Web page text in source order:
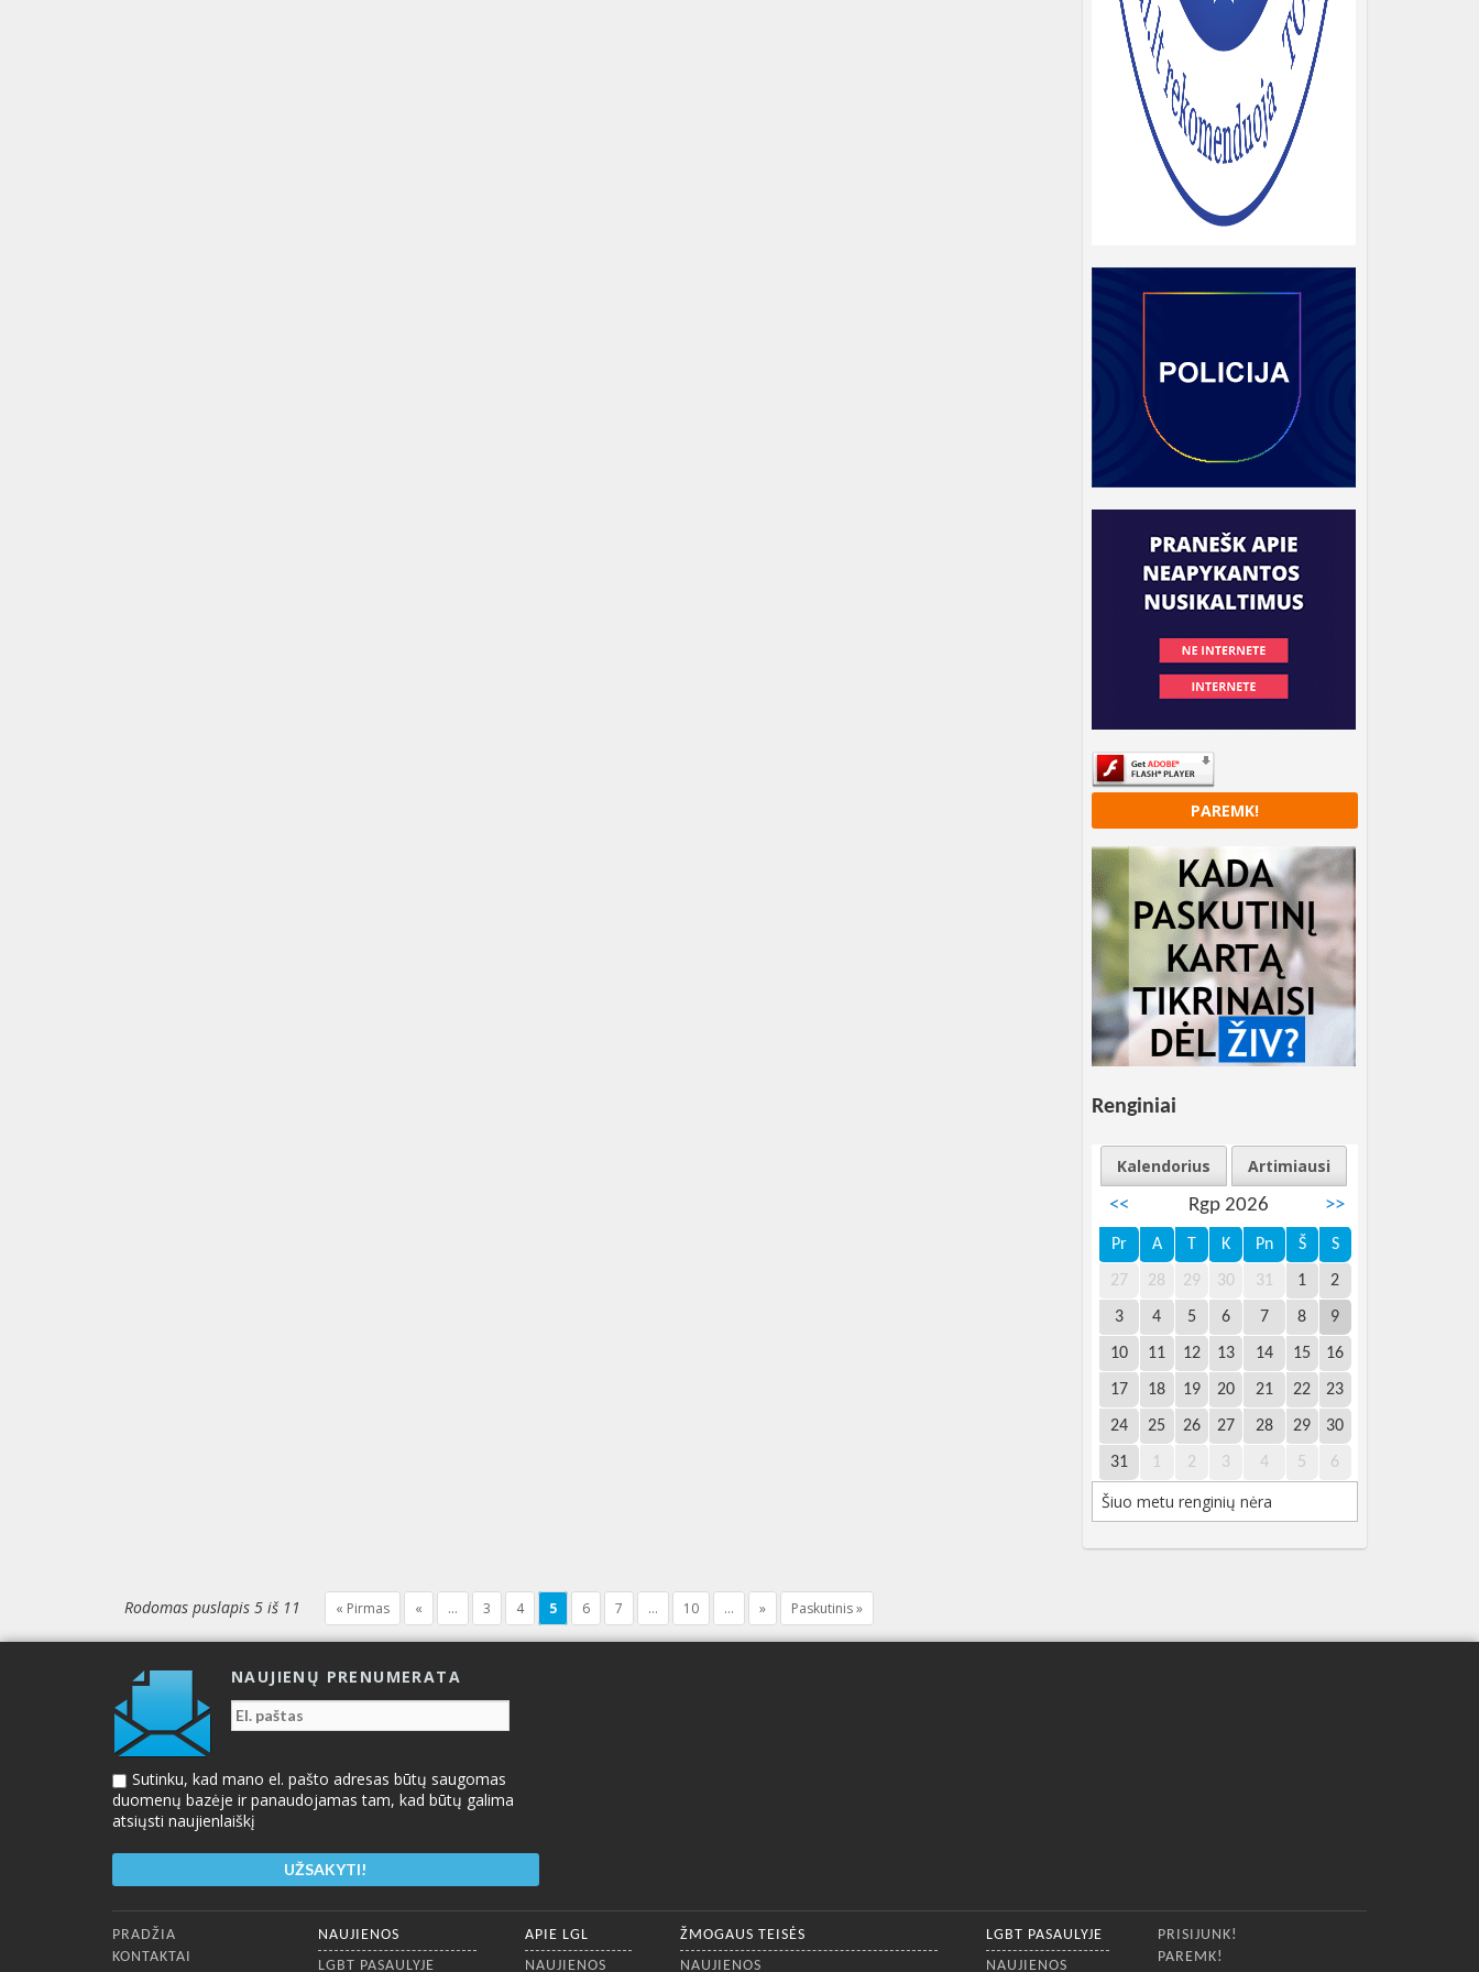
PAREMK!
Renginiai
Kalendorius
Artimiausi
<<
Rgp 2026 >>
Pr A T K Pn Š S
27 28 29 30 31 1 2
3 4 5 6 7 8 9
10 11 12 13 14 15 16
17 18 19 20 21 22 23
24 25 26 27 28 29 30
31 1 2 3 4 5 6
Šiuo metu renginių nėra
Rodomas puslapis 5 iš 11 « Pirmas « ... 3 4 5 6 7 ... 10 ... » Paskutinis »
NAUJIENŲ PRENUMERATA
Sutinku, kad mano el. pašto adresas būtų saugomas
duomenų bazėje ir panaudojamas tam, kad būtų galima
atsiųsti naujienlaiškį
Apatinis meniu
PRADŽIA
KONTAKTAI
NAUJIENOS
LGBT PASAULYJE
APIE LGL
NAUJIENOS
ŽMOGAUS TEISĖS
NAUJIENOS
LGBT PASAULYJE
NAUJIENOS
PRISIJUNK!
PAREMK!